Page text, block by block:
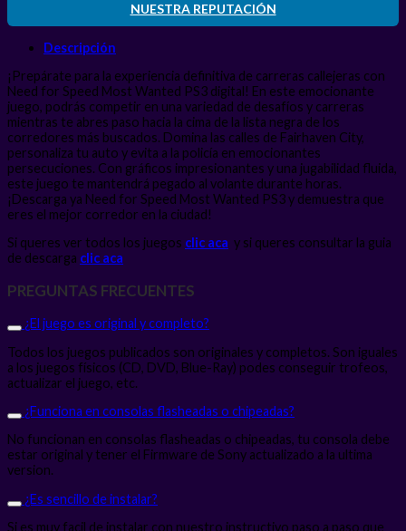
NUESTRA REPUTACIÓN
Descripción
¡Prepárate para la experiencia definitiva de carreras callejeras con
Need for Speed Most Wanted PS3 digital! En este emocionante
juego, podrás competir en una variedad de desafíos y carreras
mientras te abres paso hacia la cima de la lista negra de los
corredores más buscados. Domina las calles de Fairhaven City,
personaliza tu auto y evita a la policía en emocionantes
persecuciones. Con gráficos impresionantes y una jugabilidad fluida,
este juego te mantendrá pegado al volante durante horas.
¡Descarga ya Need for Speed Most Wanted PS3 y demuestra que
eres el mejor corredor en la ciudad!
Si queres ver todos los juegos clic aca y si queres consultar la guia
de descarga clic aca
PREGUNTAS FRECUENTES
¿El juego es original y completo?
Todos los juegos publicados son originales y completos. Son iguales
a los juegos físicos (CD, DVD, Blue-Ray) podes conseguir trofeos,
actualizar el juego, etc.
¿Funciona en consolas flasheadas o chipeadas?
No funcionan en consolas flasheadas o chipeadas, tu consola debe
estar original y tener el Firmware de Sony actualizado a la ultima
version.
¿Es sencillo de instalar?
Si es muy facil de instalar con nuestro instructivo paso a paso que